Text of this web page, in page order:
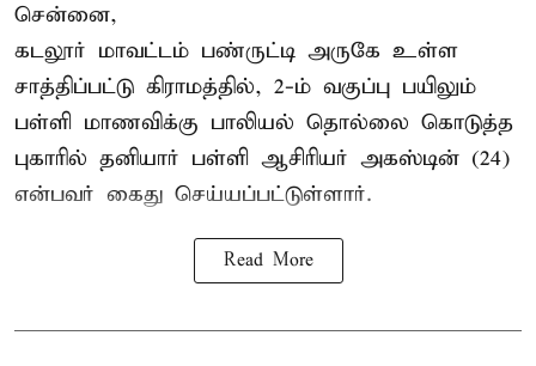
சென்னை,
கடலூர் மாவட்டம் பண்ருட்டி அருகே உள்ள
சாத்திப்பட்டு கிராமத்தில், 2-ம் வகுப்பு பயிலும்
பள்ளி மாணவிக்கு பாலியல் தொல்லை கொடுத்த
புகாரில் தனியார் பள்ளி ஆசிரியர் அகஸ்டின் (24)
என்பவர் கைது செய்யப்பட்டுள்ளார்.
Read More